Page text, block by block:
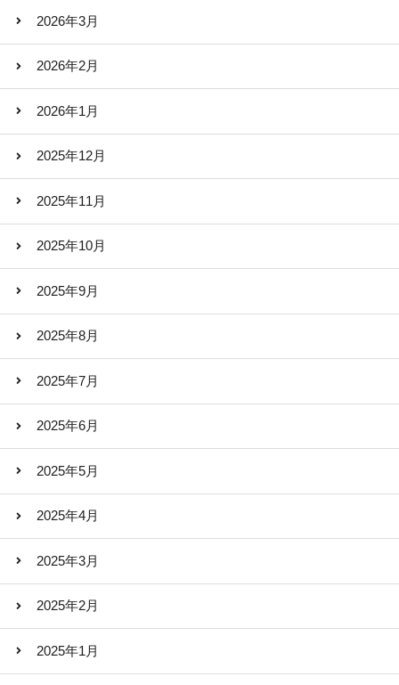
2026年3月
2026年2月
2026年1月
2025年12月
2025年11月
2025年10月
2025年9月
2025年8月
2025年7月
2025年6月
2025年5月
2025年4月
2025年3月
2025年2月
2025年1月